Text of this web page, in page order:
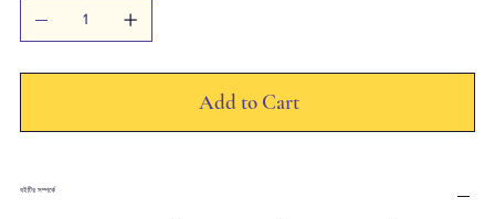
Add to Cart
বইটির সম্পর্কে